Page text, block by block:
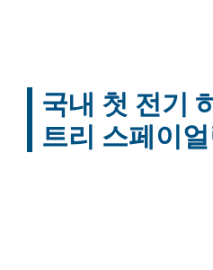
국내 첫 전기
트리 스페이